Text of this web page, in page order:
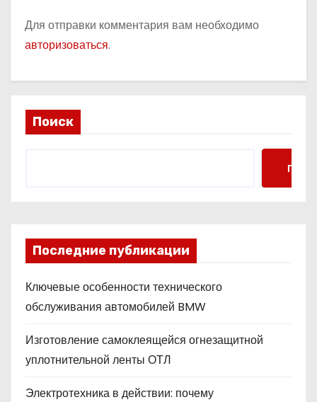
Для отправки комментария вам необходимо
авторизоваться.
Поиск
Поиск
Последние публикации
Ключевые особенности технического
обслуживания автомобилей BMW
Изготовление самоклеящейся огнезащитной
уплотнительной ленты ОТЛ
Электротехника в действии: почему